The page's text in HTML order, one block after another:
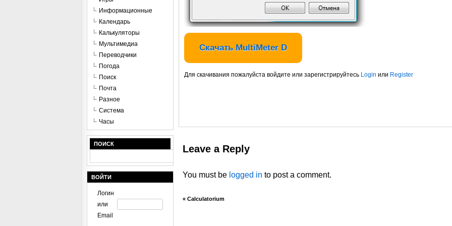
Скачать MultiMeter D
Для скачивания пожалуйста войдите или зарегистрируйтесь Login или Register
Leave a Reply
You must be logged in to post a comment.
«Calculatorium
Информационные
Календарь
Калькуляторы
Мультимедиа
Переводчики
Погода
Поиск
Почта
Разное
Система
Часы
ПОИСК
ВОЙТИ
Логин
или
Email